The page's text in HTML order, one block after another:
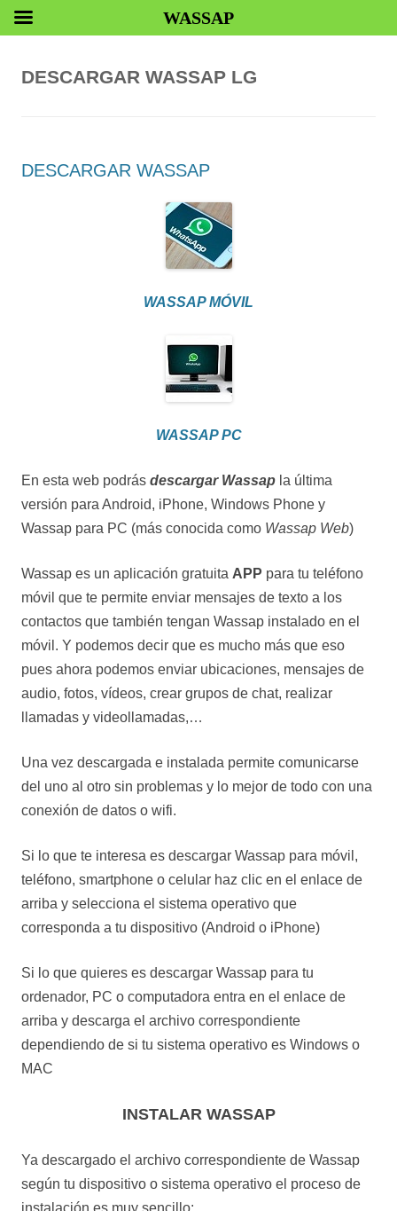
DESCARGAR WASSAP LG
DESCARGAR WASSAP
WASSAP MÓVIL
WASSAP PC
En esta web podrás descargar Wassap la última
versión para Android, iPhone, Windows Phone y
Wassap para PC (más conocida como Wassap Web)
Wassap es un aplicación gratuita APP para tu teléfono
móvil que te permite enviar mensajes de texto a los
contactos que también tengan Wassap instalado en el
móvil. Y podemos decir que es mucho más que eso
pues ahora podemos enviar ubicaciones, mensajes de
audio, fotos, vídeos, crear grupos de chat, realizar
llamadas y videollamadas,…
Una vez descargada e instalada permite comunicarse
del uno al otro sin problemas y lo mejor de todo con una
conexión de datos o wifi.
Si lo que te interesa es descargar Wassap para móvil,
teléfono, smartphone o celular haz clic en el enlace de
arriba y selecciona el sistema operativo que
corresponda a tu dispositivo (Android o iPhone)
Si lo que quieres es descargar Wassap para tu
ordenador, PC o computadora entra en el enlace de
arriba y descarga el archivo correspondiente
dependiendo de si tu sistema operativo es Windows o
MAC
INSTALAR WASSAP
Ya descargado el archivo correspondiente de Wassap
según tu dispositivo o sistema operativo el proceso de
instalación es muy sencillo:
WASSAP